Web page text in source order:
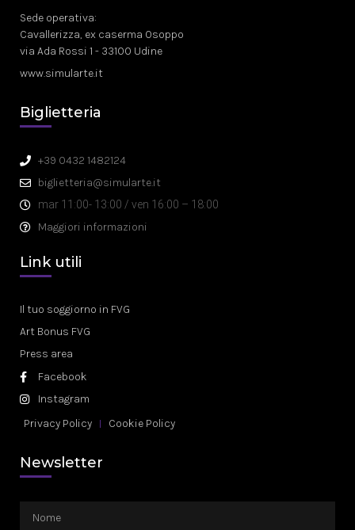
Sede operativa:
Cavallerizza, ex caserma Osoppo
via Ada Rossi 1 - 33100 Udine
www.simularte.it
Biglietteria
+39 0432 1482124
biglietteria@simularte.it
mar 11:00- 13:00 / ven 16:00 – 18:00
Maggiori informazioni
Link utili
Il tuo soggiorno in FVG
Art Bonus FVG
Press area
Facebook
Instagram
Privacy Policy
Cookie Policy
Newsletter